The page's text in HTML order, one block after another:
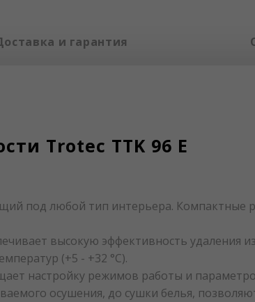
и гарантия
Trotec TTK 96 E
под любой тип интерьера.
высокую эффективность удаления
(+5 - +32 °C).
настройку режимов работы и
осушения, до сушки белья,